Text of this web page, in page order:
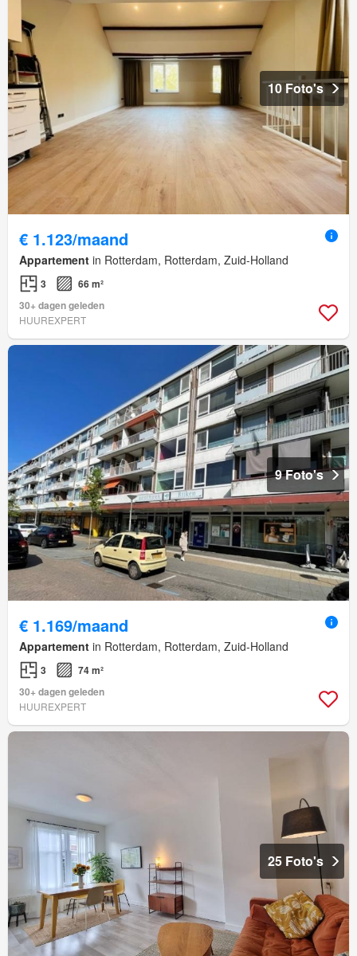
10 Foto's
€ 1.123/maand
Appartement in Rotterdam, Rotterdam, Zuid-Holland
3
66 m²
30+ dagen geleden
HUUREXPERT
9 Foto's
€ 1.169/maand
Appartement in Rotterdam, Rotterdam, Zuid-Holland
3
74 m²
30+ dagen geleden
HUUREXPERT
25 Foto's